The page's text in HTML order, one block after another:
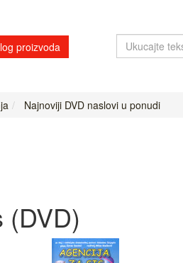
proizvoda
Najnoviji DVD naslovi u ponudi
(DVD)